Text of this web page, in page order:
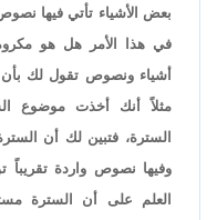
بعض الأشياء تأتي فيها
في هذا الأمر هل هو
أشياء ونصوص تقول لك
مثلاً أنك أخذت موضوع
السترة، فتبين لك أن
وفيها نصوص واردة تقريباً
العلم على أن السترة